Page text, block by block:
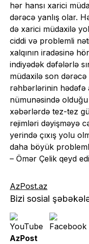
hər hansı xarici
dərəcə yanlış olar.
də xarici müdaxilə
ciddi və problemli
xalqının iradəsinə
indiyədək dəfələrlə
müdaxilə son
rəhbərlərinin hədəfə
nümunəsində
xəbərlərdə tez-tez
rejimləri dəyişməyə
yerində çıxış yolu
daha böyük
– Ömər Çelik qeyd
AzPost.az
Bizi sosial
AzPost